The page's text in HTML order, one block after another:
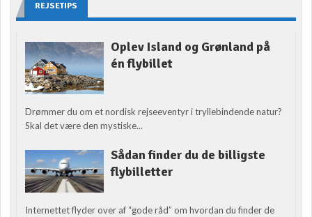
REJSETIPS
Oplev Island og Grønland på
én flybillet
Drømmer du om et nordisk rejseeventyr i tryllebindende natur?
Skal det være den mystiske...
Sådan finder du de billigste
flybilletter
Internettet flyder over af “gode råd” om hvordan du finder de